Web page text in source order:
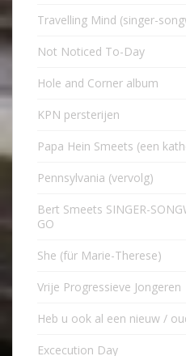
Travelling Mind (singer-
Not Noticed To-Day
Hole and Corner album
KPN persterijen
Papa Hein Smeets (een
Pennsylvania (vervolg)
Bert Smeets SINGER-
GO
She (für Marie-Therese)
Vrije Progressieve Jongeren
Heb u ook al een nieuw /
Excecution Day